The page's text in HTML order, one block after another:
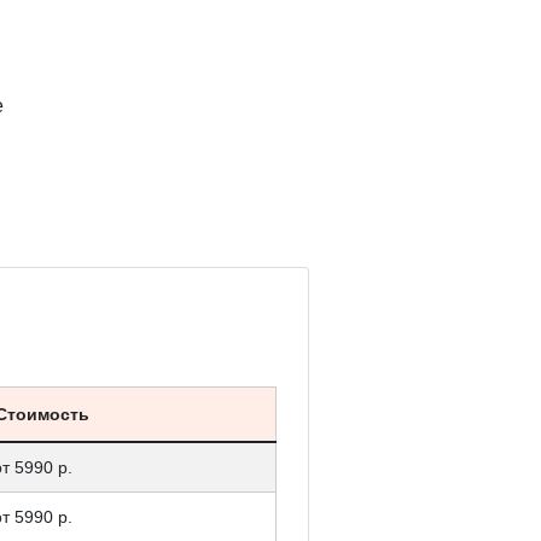
5990 р.
5990 р.